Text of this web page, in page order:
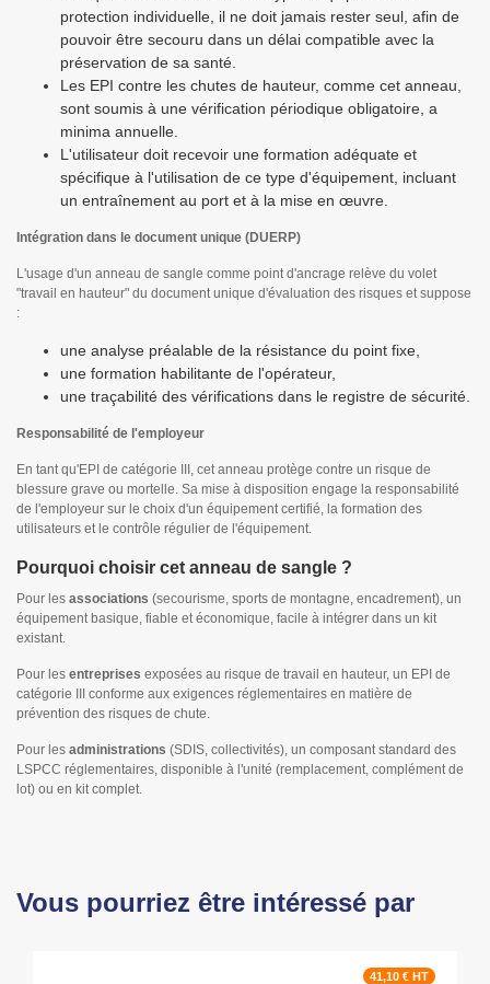
protection individuelle, il ne doit jamais rester seul, afin de
pouvoir être secouru dans un délai compatible avec la
préservation de sa santé.
Les EPI contre les chutes de hauteur, comme cet anneau,
sont soumis à une vérification périodique obligatoire, a
minima annuelle.
L'utilisateur doit recevoir une formation adéquate et
spécifique à l'utilisation de ce type d'équipement, incluant
un entraînement au port et à la mise en œuvre.
Intégration dans le document unique (DUERP)
L'usage d'un anneau de sangle comme point d'ancrage relève du volet
"travail en hauteur" du document unique d'évaluation des risques et suppose
:
une analyse préalable de la résistance du point fixe,
une formation habilitante de l'opérateur,
une traçabilité des vérifications dans le registre de sécurité.
Responsabilité de l'employeur
En tant qu'EPI de catégorie III, cet anneau protège contre un risque de
blessure grave ou mortelle. Sa mise à disposition engage la responsabilité
de l'employeur sur le choix d'un équipement certifié, la formation des
utilisateurs et le contrôle régulier de l'équipement.
Pourquoi choisir cet anneau de sangle ?
Pour les associations (secourisme, sports de montagne, encadrement), un
équipement basique, fiable et économique, facile à intégrer dans un kit
existant.
Pour les entreprises exposées au risque de travail en hauteur, un EPI de
catégorie III conforme aux exigences réglementaires en matière de
prévention des risques de chute.
Pour les administrations (SDIS, collectivités), un composant standard des
LSPCC réglementaires, disponible à l'unité (remplacement, complément de
lot) ou en kit complet.
Vous pourriez être intéressé par
41,10 € HT